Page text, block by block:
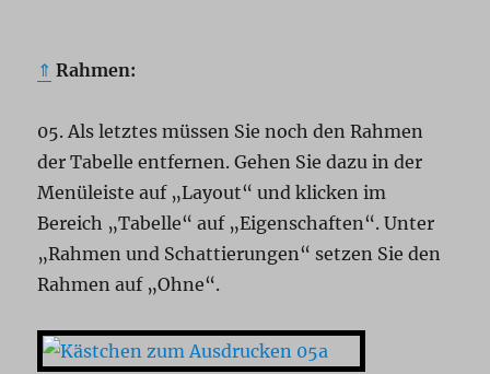
⇑ Rahmen:
05. Als letztes müssen Sie noch den Rahmen
der Tabelle entfernen. Gehen Sie dazu in der
Menüleiste auf „Layout“ und klicken im
Bereich „Tabelle“ auf „Eigenschaften“. Unter
„Rahmen und Schattierungen“ setzen Sie den
Rahmen auf „Ohne“.